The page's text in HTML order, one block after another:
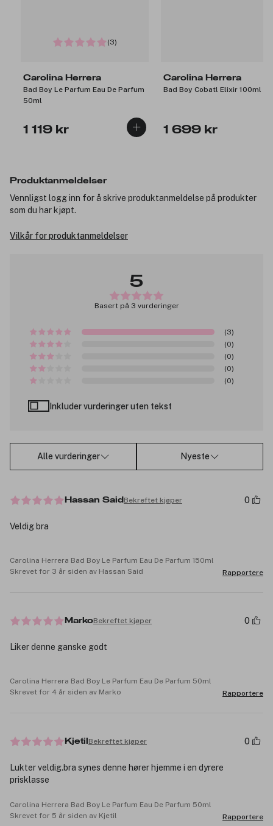
(3)
Carolina Herrera
Bad Boy Le Parfum Eau De Parfum
50ml
1 119 kr
Carolina Herrera
Bad Boy Cobatl Elixir 100ml
1 699 kr
Produktanmeldelser
Vennligst logg inn for å skrive produktanmeldelse på produkter
som du har kjøpt.
Vilkår for produktanmeldelser
5
Basert på 3 vurderinger
(3)
(0)
(0)
(0)
(0)
Inkluder vurderinger uten tekst
Alle vurderinger Nyeste
Hassan Said Bekreftet kjøper 0
Veldig bra
Carolina Herrera Bad Boy Le Parfum Eau De Parfum 150ml
Skrevet for 3 år siden av Hassan Said
Rapportere
MarkoBekreftet kjøper 0
Liker denne ganske godt
Carolina Herrera Bad Boy Le Parfum Eau De Parfum 50ml
Skrevet for 4 år siden av Marko
Rapportere
Kjetil Bekreftet kjøper 0
Lukter veldig.bra synes denne hører hjemme i en dyrere
prisklasse
Carolina Herrera Bad Boy Le Parfum Eau De Parfum 50ml
Skrevet for 5 år siden av Kjetil
Rapportere